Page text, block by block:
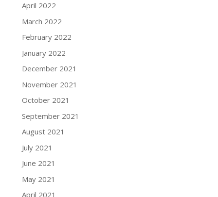
April 2022
March 2022
February 2022
January 2022
December 2021
November 2021
October 2021
September 2021
August 2021
July 2021
June 2021
May 2021
April 2021